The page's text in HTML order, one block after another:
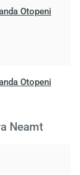
Otopeni
Otopeni
Neamt